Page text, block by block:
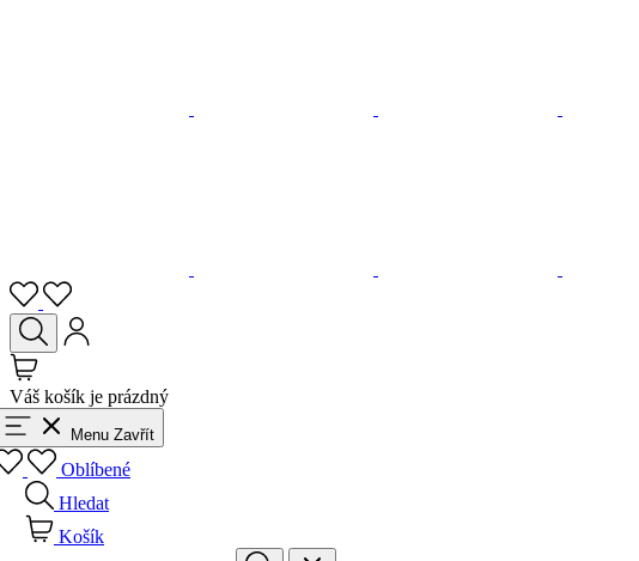
Váš košík je prázdný
Menu Zavřít
Oblíbené
Hledat
Košík